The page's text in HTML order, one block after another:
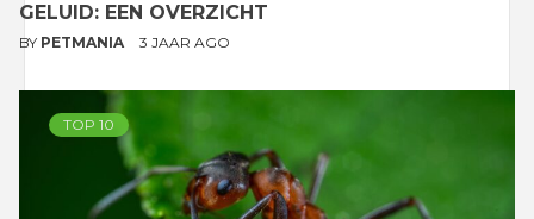
GELUID: EEN OVERZICHT
BY PETMANIA 3 JAAR AGO
TOP 10